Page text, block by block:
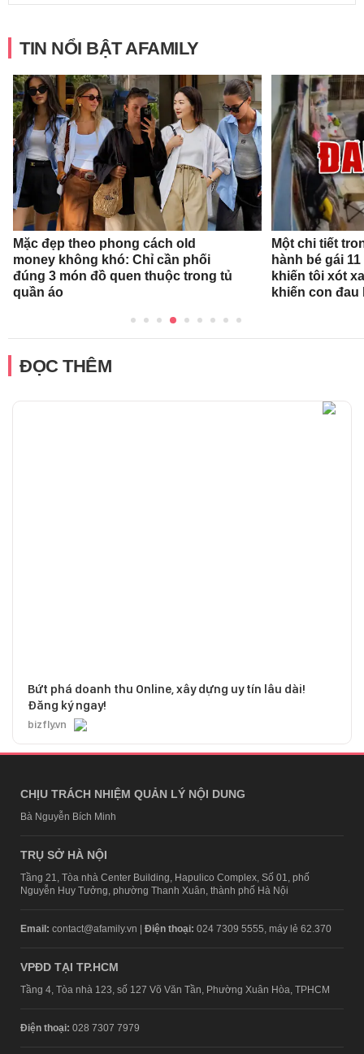
TIN NỔI BẬT AFAMILY
Mặc đẹp theo phong cách old
money không khó: Chỉ cần phối
đúng 3 món đồ quen thuộc trong tủ
quần áo
Một chi tiết
hành bé gái
khiến tôi xót
khiến con đau
ĐỌC THÊM
Bứt phá doanh thu Online, xây dựng uy tín lâu dài!
Đăng ký ngay!
bizfly.vn
CHỊU TRÁCH NHIỆM QUẢN LÝ NỘI DUNG
Bà Nguyễn Bích Minh
TRỤ SỞ HÀ NỘI
Tầng 21, Tòa nhà Center Building, Hapulico Complex, Số 01, phố
Nguyễn Huy Tưởng, phường Thanh Xuân, thành phố Hà Nội
Email: contact@afamily.vn | Điện thoại: 024 7309 5555, máy lẻ 62.370
VPĐD TẠI TP.HCM
Tầng 4, Tòa nhà 123, số 127 Võ Văn Tần, Phường Xuân Hòa, TPHCM
Điện thoại: 028 7307 7979